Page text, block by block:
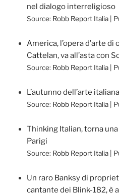
nel dialogo interreligioso
Source: Robb Report Italia
America, l’opera d’arte
Cattelan, va all’asta con
Source: Robb Report Italia
L’autunno dell’arte
Source: Robb Report Italia
Thinking Italian, torna
Parigi
Source: Robb Report Italia
Un raro Banksy di
cantante dei Blink-182, è